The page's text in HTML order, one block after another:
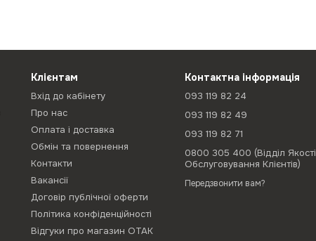
Клієнтам
Вхід до кабінету
Про нас
Оплата і доставка
Обмін та повернення
Контакти
Вакансії
Договір публічної оферти
Політика конфіденційності
Відгуки про магазин ОТАК
Контактна інформація
093 119 82 24
093 119 82 49
093 119 82 71
0800 305 400 (Відділ Якості
Обслуговування Клієнтів)
Передзвонити вам?